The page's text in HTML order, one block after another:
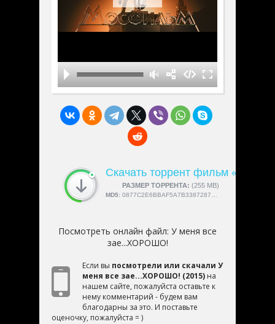
Скачать торрент фильм «У
РАЗМЕР ТОРРЕНТА: (255 MB)
СКАЧАЛИ: 4189
MD5: 0877C2E6BBAF5A7B33872870B4614BB7
Посмотреть онлайн файл: У меня все
зае...ХОРОШО!
Если вы посмотрели или скачали У
меня все зае...ХОРОШО! (2015) на
нашем сайте, пожалуйста оставьте к
нему комментарий - будем вам
благодарны за это. И поставьте
оценочку, пожалуйста = )